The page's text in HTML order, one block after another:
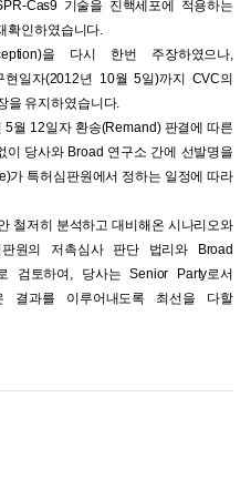
Cas9 기술을 진핵세포에 적용하는
확인하였습니다.
을 다시 한번 주장하였으나,
일자(2012년 10월 5일)까지 CVC의
을 유지하였습니다.
월 12일자 환송(Remand) 판결에 따른
이 당사와 Broad 연구소 간에 선발명을
가 특허심판원에서 정하는 일정에 따라
철저히 분석하고 대비해온 시나리오와
원의 저촉심사 판단 법리와 Broad
검토하여, 당사는 Senior Party로서
결과를 이루어내도록 최선을 다할